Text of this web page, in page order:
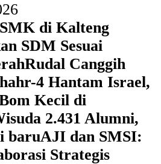
SMK di Kalteng
SDM Sesuai
Rudal Canggih
4 Hantam Israel,
Kecil di
2.431 Alumni,
baruAJI dan SMSI:
Strategis